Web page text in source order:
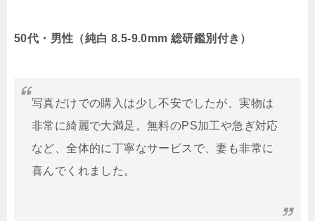
50代・男性（純白 8.5-9.0mm 総研鑑別付き）
写真だけでの購入は少し不安でしたが、実物は
非常に綺麗で大満足。無料のPS加工や急ぎ対応
など、全体的に丁寧なサービスで、妻も非常に
喜んでくれました。